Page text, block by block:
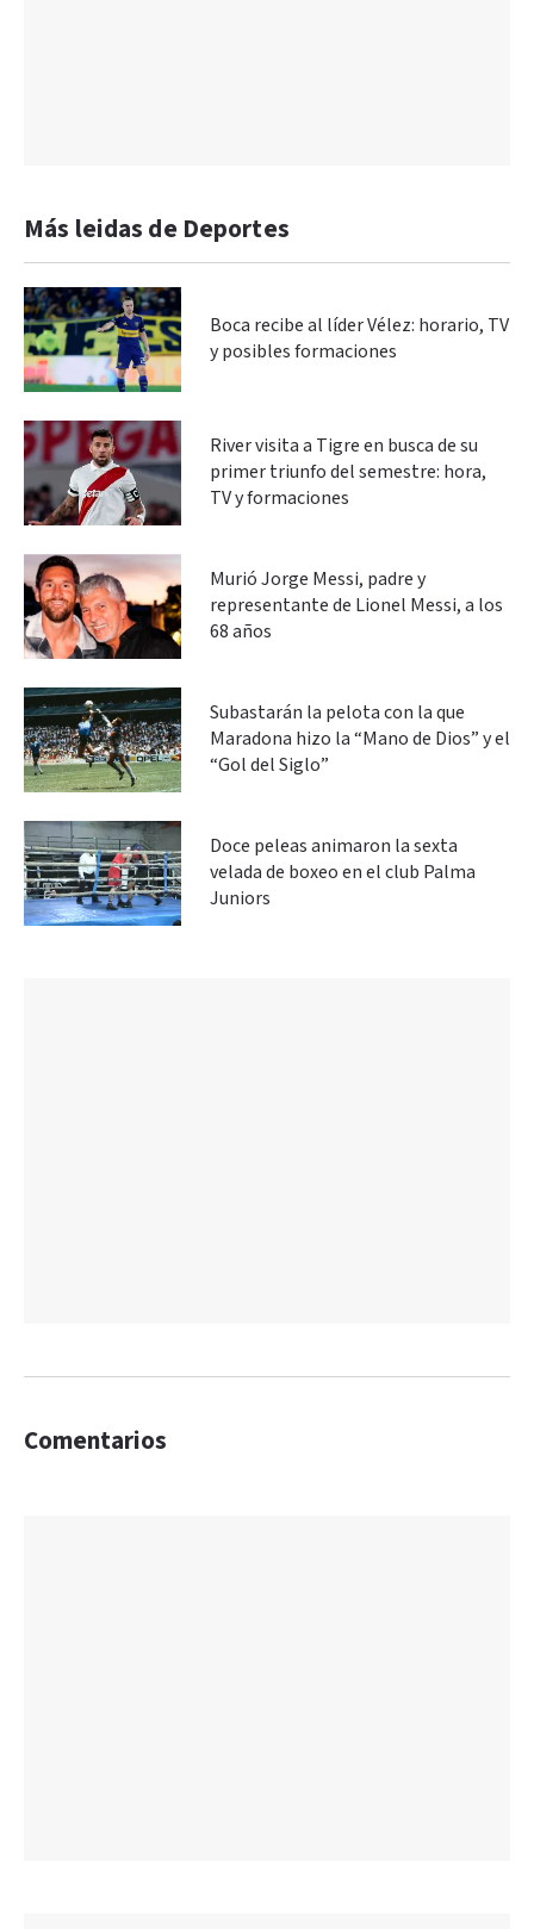
Más leidas de Deportes
Boca recibe al líder Vélez: horario, TV
y posibles formaciones
River visita a Tigre en busca de su
primer triunfo del semestre: hora,
TV y formaciones
Murió Jorge Messi, padre y
representante de Lionel Messi, a los
68 años
Subastarán la pelota con la que
Maradona hizo la “Mano de Dios” y el
“Gol del Siglo”
Doce peleas animaron la sexta
velada de boxeo en el club Palma
Juniors
Comentarios